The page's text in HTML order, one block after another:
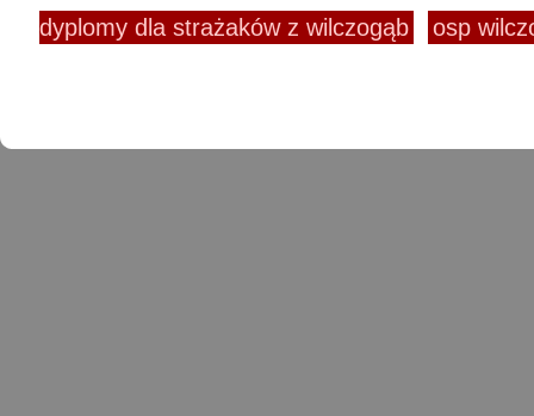
dyplomy dla strażaków z wilczogąb osp